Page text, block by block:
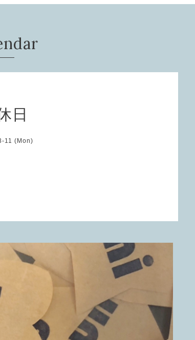
日
11 (Mon)